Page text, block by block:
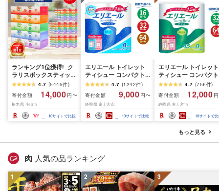
ランキング1位獲得! _ク
ラリスボックスティッシ
ュ60箱(1箱220組(440
枚))(5個入り×12セット)_
ティッシュ ティッシュ
ペーパー 日用品 常備品
生活用品 まとめ買い [配
送不可地域:離島・沖縄
4.7 (5445件)
寄付金額
14,000 円〜
栃木県 小山市
10サイトで比較
エリエール トイレット
ティシュー コンパクト
シングル [個数が選べ
る:16・32・64 ロール]
1.5倍巻 82.5m トイレッ
トペーパー シングル パ
ルプ100% 香りつき 日用
品 消耗品 備蓄 ふるさと
4.7 (1242件)
寄付金額
9,000 円〜
静岡県 富士宮市
10サイトで比較
エリエール トイレット
ティシュー コンパクト
ダブル [選べるロール
数:32・64 ロール] 1.5
巻 45m トイレットペ
パー ダブル パルプ
香りつき 日用品 消耗
備蓄 ふるさと納税 ふ
さと 送料無料 静岡県
4.7 (756件)
寄付金額
12,000
静岡県 富士宮市
10サイトで
もっと見る
肉 人気の品ランキング
1 2 3